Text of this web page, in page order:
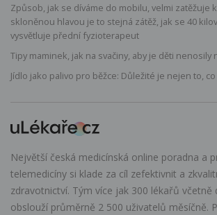
Způsob, jak se díváme do mobilu, velmi zatěžuje
skloněnou hlavou je to stejná zátěž, jak se 40
vysvětluje přední fyzioterapeut
Tipy maminek, jak na svačiny, aby je děti
Jídlo jako palivo pro běžce: Důležité je nejen to,
Největší česká medicínská online poradna a
telemedicíny si klade za cíl zefektivnit a
zdravotnictví. Tým více jak 300 lékařů včetně
obslouží průměrně 2 500 uživatelů měsíčně.